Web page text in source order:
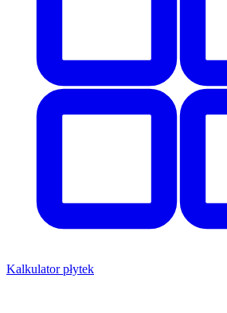
Kalkulator płytek